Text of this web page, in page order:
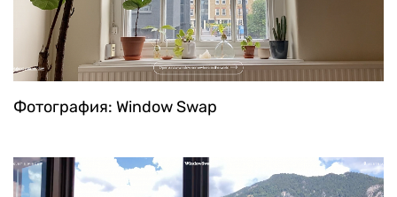
Фотография: Window Swap